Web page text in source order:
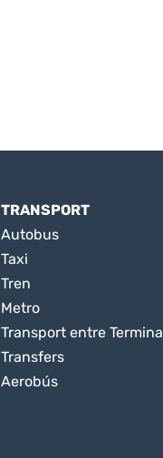
TRANSPORT
Autobus
Taxi
Tren
Metro
Transport entre
Transfers
Aerobús